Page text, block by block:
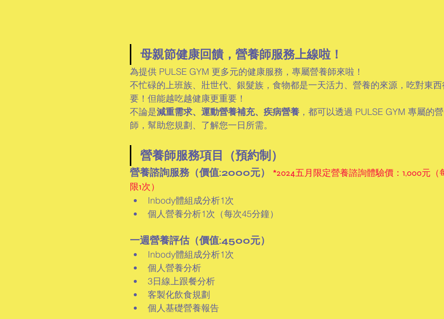
母親節健康回饋，營養師服務上線啦！
為提供 PULSE GYM 更多元的健康服務，專屬營養師來啦！
不忙碌的上班族、壯世代、銀髮族，食物都是一天活力、營養的來源，吃對東
要！但能越吃越健康更重要！
不論是減重需求、運動營養補充、疾病營養 ，都可以透過 PULSE GYM 專屬的
師，幫助您規劃、了解您一日所需。
營養師服務項目（預約制）
營養諮詢服務（價值:2000元）
*2024五月限定營養諮詢體驗價：1,000元（
限1次）
Inbody體組成分析1次
個人營養分析1次（每次45分鐘）
一週營養評估（價值:4500元）
Inbody體組成分析1次
個人營養分析
3日線上跟餐分析
客製化飲食規劃
個人基礎營養報告